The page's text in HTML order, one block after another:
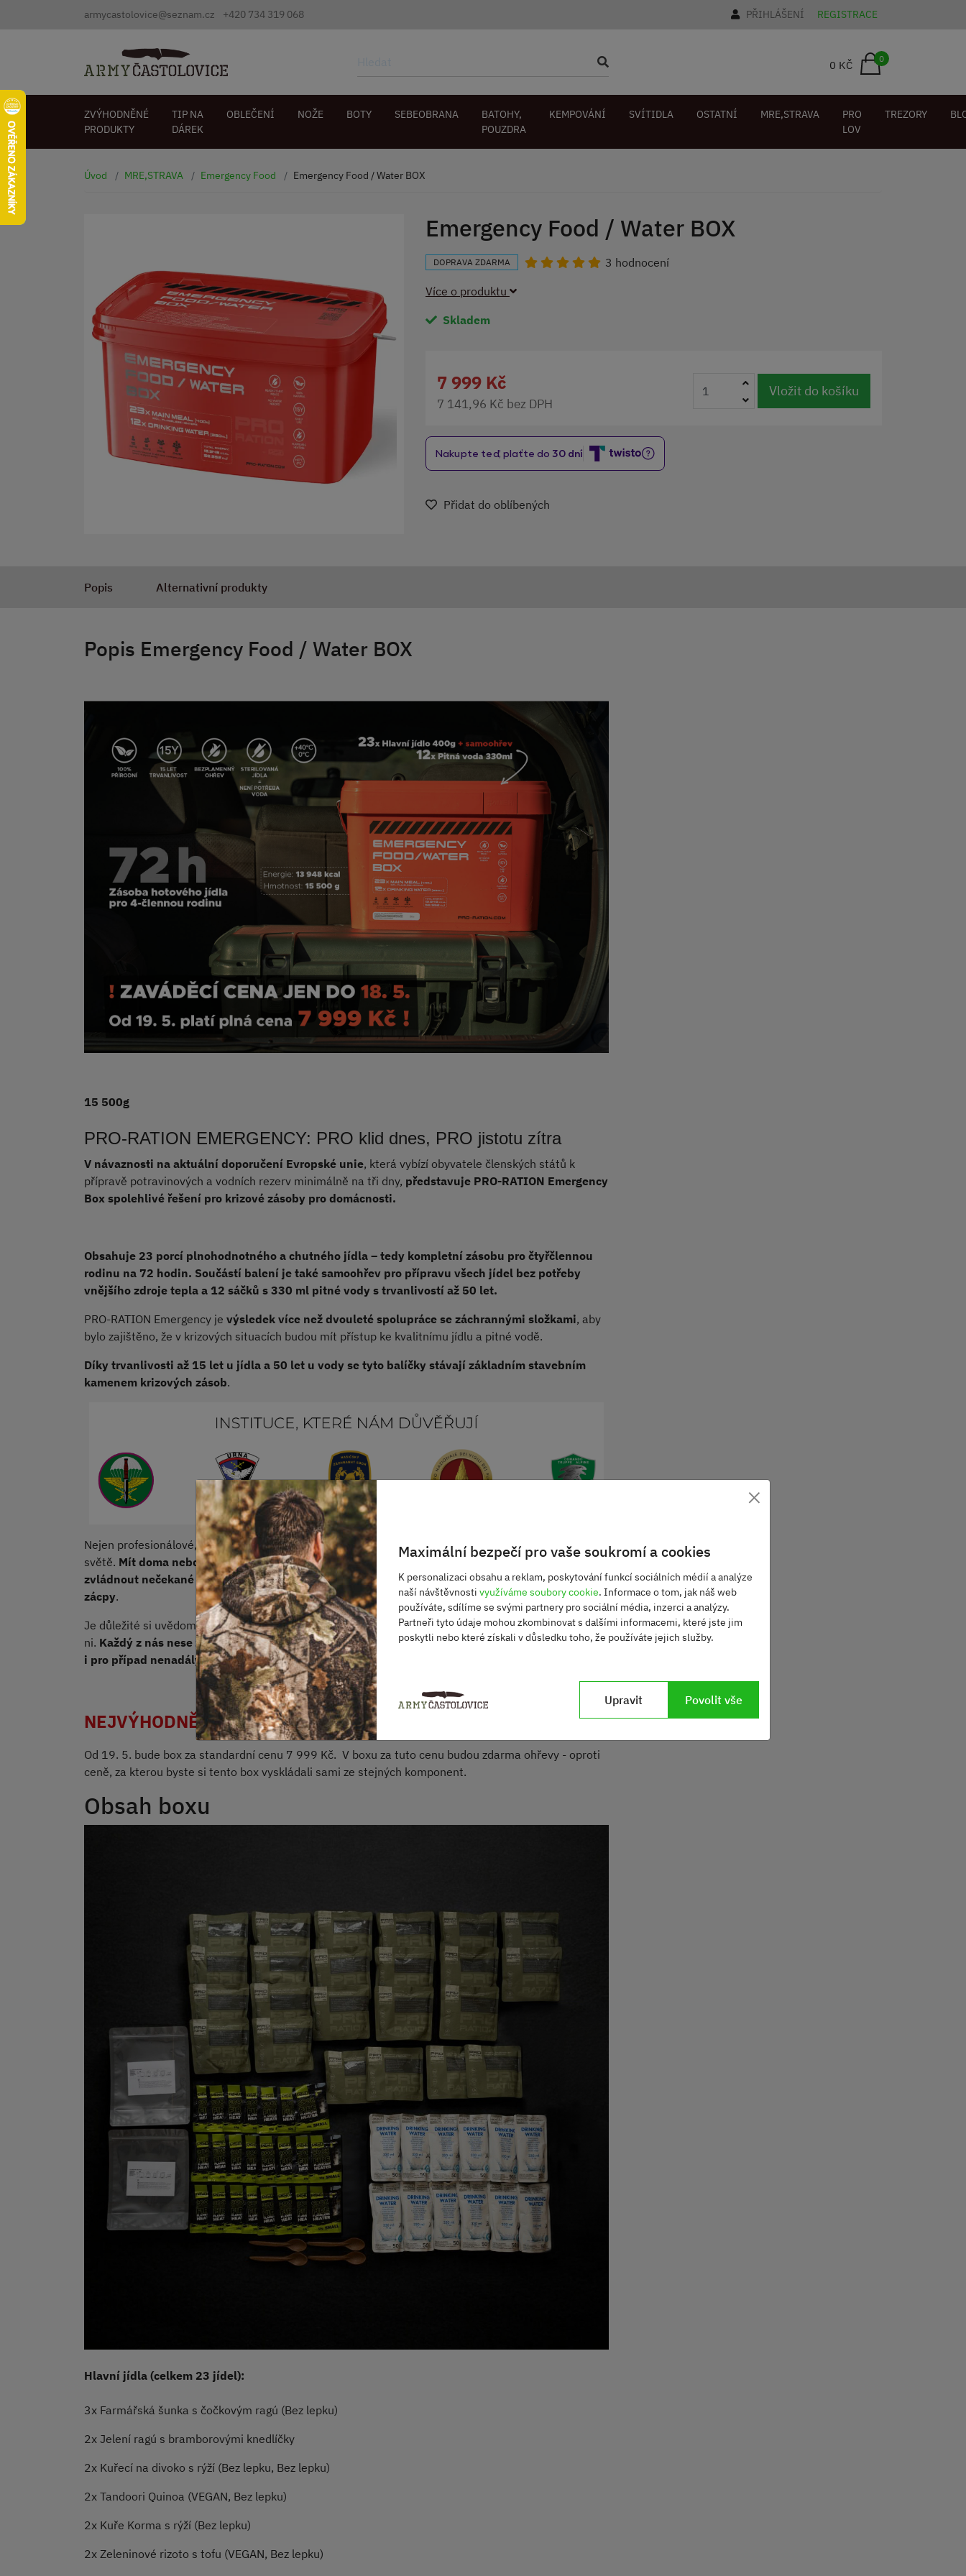
armycastolovice@seznam.cz +420 734 319 068 PŘIHLÁŠENÍ REGISTRACE
0 KČ 0
ZVÝHODNĚNÉ
PRODUKTY
TIP NA
DÁREK
OBLEČENÍ NOŽE BOTY SEBEOBRANA
BATOHY,
POUZDRA
KEMPOVÁNÍ SVÍTIDLA OSTATNÍ MRE,STRAVA
PRO
LOV
TREZORY
Úvod MRE,STRAVA Emergency Food Emergency Food / Water BOX
Emergency Food / Water BOX
DOPRAVA ZDARMA
3 hodnocení
Více o produktu
Skladem
7 999 Kč
7 141,96 Kč bez DPH
Vložit do košíku
Přidat do oblíbených
Popis Alternativní produkty
Popis Emergency Food / Water BOX
15 500g
PRO-RATION EMERGENCY: PRO klid dnes, PRO jistotu zítra
V návaznosti na aktuální doporučení Evropské unie, která vybízí obyvatele členských států k
přípravě potravinových a vodních rezerv minimálně na tři dny, představuje PRO-RATION Emergency
Box spolehlivé řešení pro krizové zásoby pro domácnosti.
Obsahuje 23 porcí plnohodnotného a chutného jídla – tedy kompletní zásobu pro čtyřčlennou
rodinu na 72 hodin. Součástí balení je také samoohřev pro přípravu všech jídel bez potřeby
vnějšího zdroje tepla a 12 sáčků s 330 ml pitné vody s trvanlivostí až 50 let.
PRO-RATION Emergency je výsledek více než dvouleté spolupráce se záchrannými složkami, aby
bylo zajištěno, že v krizových situacích budou mít přístup ke kvalitnímu jídlu a pitné vodě.
Díky trvanlivosti až 15 let u jídla a 50 let u vody se tyto balíčky stávají základním stavebním
kamenem krizových zásob.
Nejen profesionálové, ale i každý z nás by se měl připravovat na krizové situace, kterých je v dnešním
světě. Mít doma nebo v autě připravenou zásobu jídla a vody může být klíčem k tomu, jak lépe
zvládnout nečekané události, jako jsou povodně, výpadky elektřiny nebo dlouhé dopravní
zácpy.
Je důležité si uvědomit, že pomoc od druhých je neocenitelná, ale neměli bychom se spoléhat jen na
ni. Každý z nás nese zodpovědnost za svou přípravu a bezpečí, a to jak v klidných časech, tak
i pro případ nenadálých událostí, kterých v dnešním světě bohužel není málo.
NEJVÝHODNĚJŠÍ CENA DO 18. 5.->
Od 19. 5. bude box za standardní cenu 7 999 Kč. V boxu za tuto cenu budou zdarma ohřevy - oproti
ceně, za kterou byste si tento box vyskládali sami ze stejných komponent.
Obsah boxu
Hlavní jídla (celkem 23 jídel):
3x Farmářská šunka s čočkovým ragú (Bez lepku)
2x Jelení ragú s bramborovými knedlíčky
2x Kuřecí na divoko s rýží (Bez lepku, Bez lepku)
2x Tandoori Quinoa (VEGAN, Bez lepku)
2x Kuře Korma s rýží (Bez lepku)
2x Zeleninové rizoto s tofu (VEGAN, Bez lepku)
×
Maximální bezpečí pro vaše soukromí a cookies
K personalizaci obsahu a reklam, poskytování funkcí sociálních médií a analýze
naší návštěvnosti využíváme soubory cookie. Informace o tom, jak náš web
používáte, sdílíme se svými partnery pro sociální média, inzerci a analýzy.
Partneři tyto údaje mohou zkombinovat s dalšími informacemi, které jste jim
poskytli nebo které získali v důsledku toho, že používáte jejich služby.
Upravit Povolit vše